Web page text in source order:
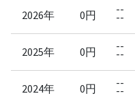
2026年 0円 --
--
2025年 0円 --
--
2024年 0円 --
--